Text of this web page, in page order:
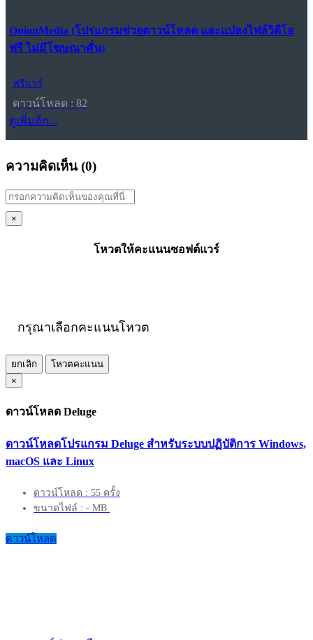
OnionMedia (โปรแกรมช่วยดาวน์โหลด และแปลงไฟล์วิดีโอ
ฟรี ไม่มีโฆษณาคั่น)
ฟรีแวร์
ดาวน์โหลด : 82
ดูเพิ่มอีก...
ความคิดเห็น (0)
×
โหวตให้คะแนนซอฟต์แวร์
กรุณาเลือกคะแนนโหวต
ยกเลิก
โหวตคะแนน
×
ดาวน์โหลด Deluge
ดาวน์โหลดโปรแกรม Deluge สำหรับระบบปฏิบัติการ Windows,
macOS และ Linux
ดาวน์โหลด : 55 ครั้ง
ขนาดไฟล์ : - MB.
ดาวน์โหลด